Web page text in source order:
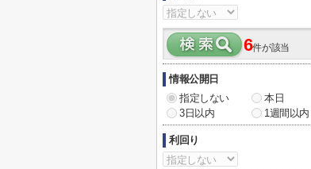
6件が該当
情報公開日
指定しない
本日
3日以内
1週間以内
利回り